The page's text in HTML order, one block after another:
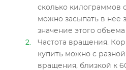
сколько килограммов
можно засыпать в нее
значение этого объема
Частота вращения.
купить можно с разной
вращения, близкой к